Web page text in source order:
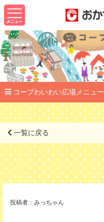
コープわいわい広場メニュー
一覧に戻る
投稿者： みっちゃん